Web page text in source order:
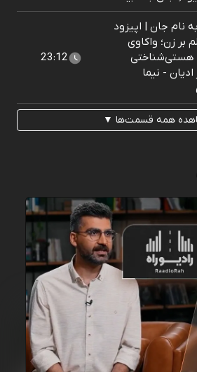
نام جان | اپیزود
بر زن؛ واکاوی
هستی‌شناختی
ادیان - نیما
23:12
همه قسمت‌ها ▼